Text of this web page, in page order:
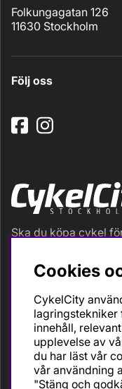
Folkungagatan 126
11630 Stockholm
Följ oss
Ska du köpa cykel
Vi är en mycket
servicegrad och
och dess produkter.
CykelCity!
Cookies
CykelCity
lagringstekniker
innehåll,
upplevelse av
du har läst vår
vår användning
"Stäng och